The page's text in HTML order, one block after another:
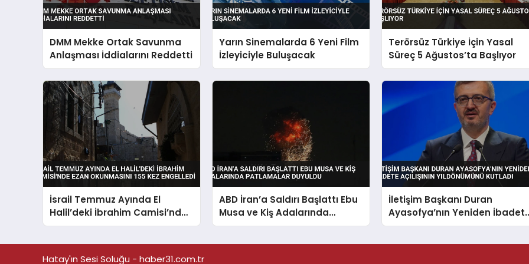
DMM Mekke Ortak Savunma
Anlaşması İddialarını Reddetti
Yarın Sinemalarda 6 Yeni Film
İzleyiciyle Buluşacak
Terörsüz Türkiye İçin Yasal
Süreç 5 Ağustos’ta Başlıyor
İsrail Temmuz Ayında El
Halil’deki İbrahim Camisi’nde
Ezan Okunmasını 155 Kez
ABD İran’a Saldırı Başlattı Ebu
Musa ve Kiş Adalarında
Patlamalar Duyuldu
İletişim Başkanı Duran
Ayasofya’nın Yeniden
Açılışının Yıldönümünü Kutladı
Hatay'ın Sesi Soluğu - haber31.com.tr